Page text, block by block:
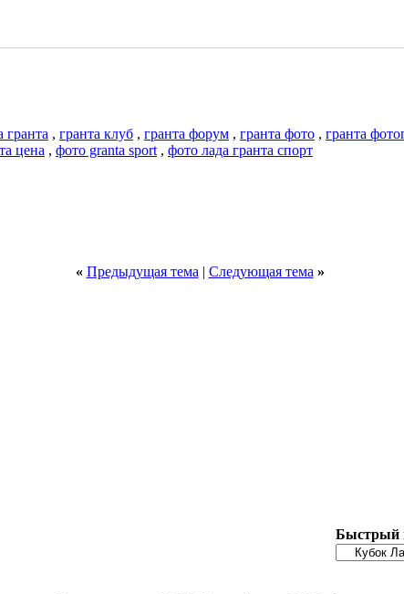
гранта , гранта клуб , гранта форум , гранта фото , гранта
цена , фото granta sport , фото лада гранта спорт
« Предыдущая тема | Следующая тема »
Быстрый